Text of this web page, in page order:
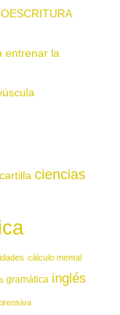
entrenar la
cartilla ciencias
cálculo mental
gramática inglés